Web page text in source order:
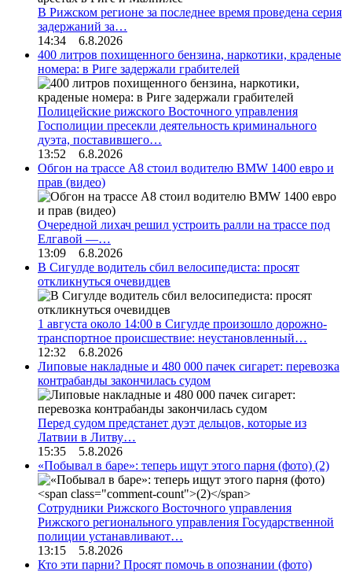
В Рижском регионе за последнее время проведена серия
задержаний за…
14:34 6.8.2026
400 литров похищенного бензина, наркотики, краденые
номера: в Риге задержали грабителей
Полицейские рижского Восточного управления
Госполиции пресекли деятельность криминального
дуэта, поставившего…
13:52 6.8.2026
Обгон на трассе А8 стоил водителю BMW 1400 евро и
прав (видео)
Очередной лихач решил устроить ралли на трассе под
Елгавой —…
13:09 6.8.2026
В Сигулде водитель сбил велосипедиста: просят
откликнуться очевидцев
1 августа около 14:00 в Сигулде произошло дорожно-
транспортное происшествие: неустановленный…
12:32 6.8.2026
Липовые накладные и 480 000 пачек сигарет: перевозка
контрабанды закончилась судом
Перед судом предстанет дуэт дельцов, которые из
Латвии в Литву…
15:35 5.8.2026
«Побывал в баре»: теперь ищут этого парня (фото) (2)
Сотрудники Рижского Восточного управления
Рижского регионального управления Государственной
полиции устанавливают…
13:15 5.8.2026
Кто эти парни? Просят помочь в опознании (фото)